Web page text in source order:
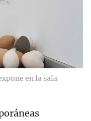
en la sala